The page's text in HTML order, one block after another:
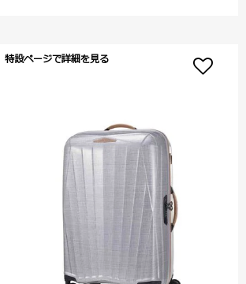
特設ページで詳細を見る